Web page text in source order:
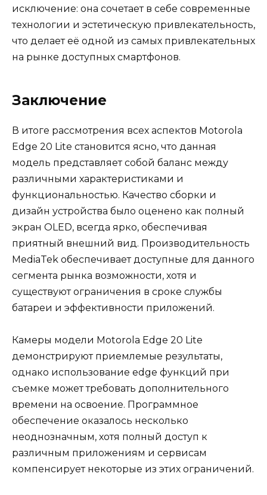
исключение: она сочетает в себе современные
технологии и эстетическую привлекательность,
что делает её одной из самых привлекательных
на рынке доступных смартфонов.
Заключение
В итоге рассмотрения всех аспектов Motorola
Edge 20 Lite становится ясно, что данная
модель представляет собой баланс между
различными характеристиками и
функциональностью. Качество сборки и
дизайн устройства было оценено как полный
экран OLED, всегда ярко, обеспечивая
приятный внешний вид. Производительность
MediaTek обеспечивает доступные для данного
сегмента рынка возможности, хотя и
существуют ограничения в сроке службы
батареи и эффективности приложений.
Камеры модели Motorola Edge 20 Lite
демонстрируют приемлемые результаты,
однако использование edge функций при
съемке может требовать дополнительного
времени на освоение. Программное
обеспечение оказалось несколько
неоднозначным, хотя полный доступ к
различным приложениям и сервисам
компенсирует некоторые из этих ограничений.